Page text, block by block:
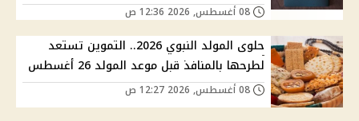
حلوى المولد النبوي 2026.. التموين تستعد
لطرحها بالمنافذ قبل موعد المولد 26 أغسطس